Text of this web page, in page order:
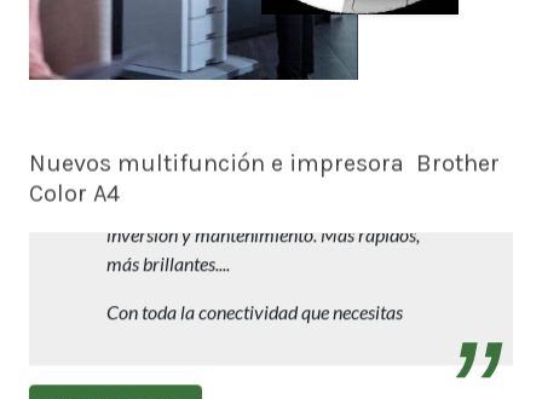
Nuevos multifunción e impresora Brother
Color A4
Trabajos profesionales en A4 con reducida